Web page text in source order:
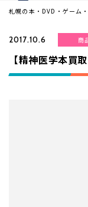
札幌の本・DVD・ゲーム
2017.10.6 商
【精神医学本買